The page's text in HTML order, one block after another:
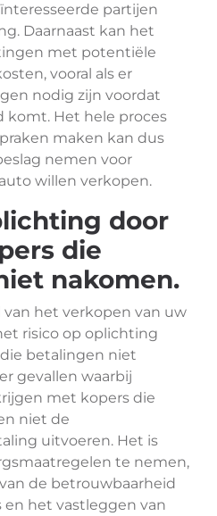
partijen
Daarnaast kan het
met potentiële
vooral als er
nodig zijn voordat
komt. Het hele proces
maken kan dus
nemen voor
willen verkopen.
door
die
nakomen.
het verkopen van uw
risico op oplichting
betalingen niet
gevallen waarbij
met kopers die
niet de
uitvoeren. Het is
te nemen,
de betrouwbaarheid
het vastleggen van